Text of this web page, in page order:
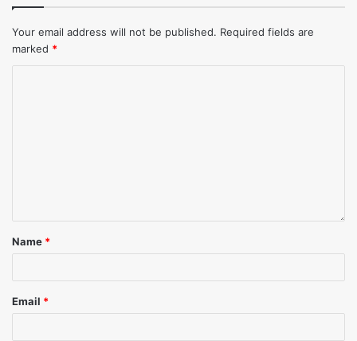
Your email address will not be published. Required fields are
marked *
Name *
Email *